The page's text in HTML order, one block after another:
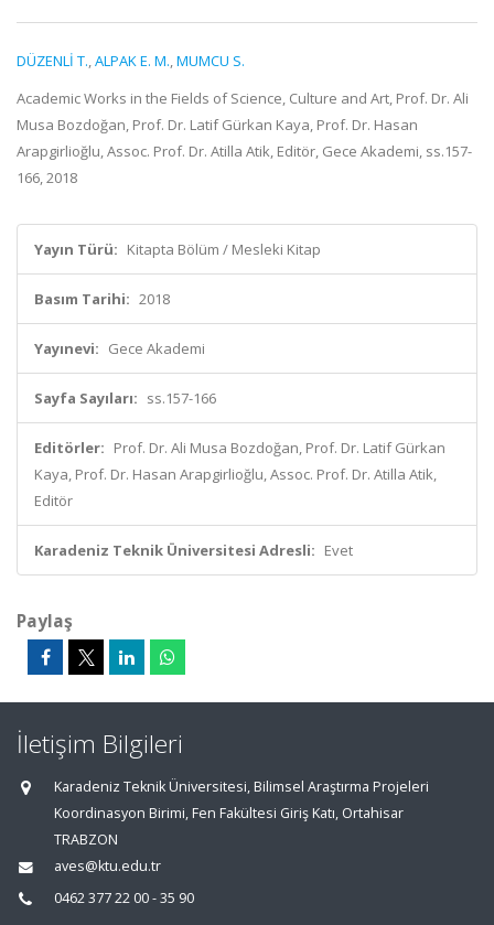
DÜZENLİ T.,ALPAK E. M.,MUMCU S.
Academic Works in the Fields of Science, Culture and Art, Prof. Dr. Ali
Musa Bozdoğan, Prof. Dr. Latif Gürkan Kaya, Prof. Dr. Hasan
Arapgirlioğlu, Assoc. Prof. Dr. Atilla Atik, Editör, Gece Akademi, ss.157-
166, 2018
Yayın Türü: Kitapta Bölüm / Mesleki Kitap
Basım Tarihi: 2018
Yayınevi: Gece Akademi
Sayfa Sayıları: ss.157-166
Editörler: Prof. Dr. Ali Musa Bozdoğan, Prof. Dr. Latif Gürkan
Kaya, Prof. Dr. Hasan Arapgirlioğlu, Assoc. Prof. Dr. Atilla Atik,
Editör
Karadeniz Teknik Üniversitesi Adresli: Evet
Paylaş
İletişim Bilgileri
Karadeniz Teknik Üniversitesi, Bilimsel Araştırma Projeleri
Koordinasyon Birimi, Fen Fakültesi Giriş Katı, Ortahisar
TRABZON
aves@ktu.edu.tr
0462 377 22 00 - 35 90